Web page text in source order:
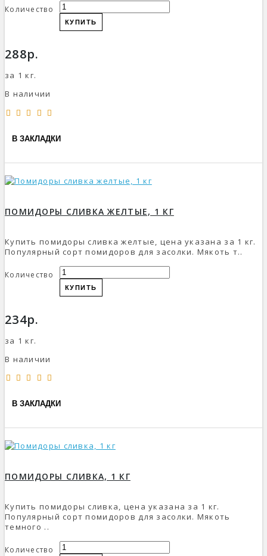
Количество
КУПИТЬ
288р.
за 1 кг.
В наличии
В ЗАКЛАДКИ
ПОМИДОРЫ СЛИВКА ЖЕЛТЫЕ, 1 КГ
Купить помидоры сливка желтые, цена указана за 1 кг.
Популярный сорт помидоров для засолки. Мякоть т..
Количество
КУПИТЬ
234р.
за 1 кг.
В наличии
В ЗАКЛАДКИ
ПОМИДОРЫ СЛИВКА, 1 КГ
Купить помидоры сливка, цена указана за 1 кг.
Популярный сорт помидоров для засолки. Мякоть
темного ..
Количество